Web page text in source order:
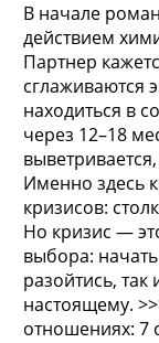
В начале
действием
Партнер
сглаживаются
находиться в
через 12–18
Именно здесь
кризисов:
Но кризис —
выбора:
разойтись, так
настоящему.
отношениях: 7